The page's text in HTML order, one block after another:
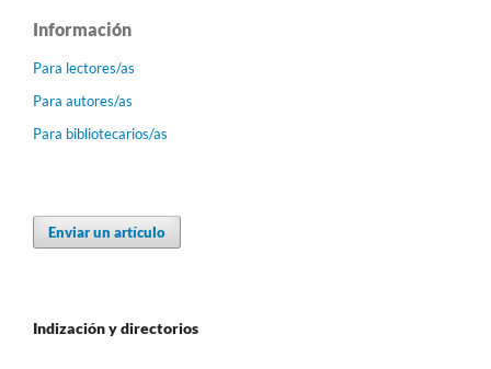
Información
Para lectores/as
Para autores/as
Para bibliotecarios/as
Enviar un artículo
Indización y directorios